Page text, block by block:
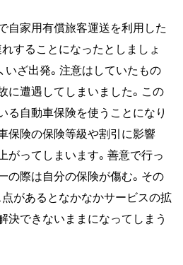
自家用有償旅客運送を利用した
することになったとしましょ
いざ出発。注意はしていたもの
に遭遇してしまいました。この
る自動車保険を使うことになり
保険の保険等級や割引に影響
がってしまいます。善意で行っ
の際は自分の保険が傷む。その
があるとなかなかサービスの拡
決できないままになってしまう